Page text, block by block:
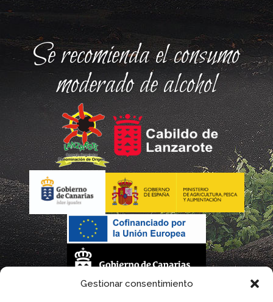
Gestionar consentimiento
Se recomienda el consumo
moderado de alcohol